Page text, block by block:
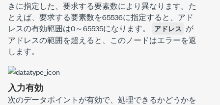
きに指定した、要求する要素数により異なります。た
とえば、要求する要素数を65536に指定すると、アド
レスの有効範囲は0～65535になります。
アドレス が
アドレスの範囲を超えると、このノードはエラーを返
します。
入力有効
次のデータポイントが有効で、処理できるかどうかを